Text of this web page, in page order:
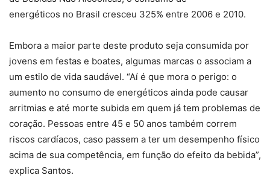
energéticos no Brasil cresceu 325% entre 2006 e 2010.
Embora a maior parte deste produto seja consumida por
jovens em festas e boates, algumas marcas o associam a
um estilo de vida saudável. “Aí é que mora o perigo: o
aumento no consumo de energéticos ainda pode causar
arritmias e até morte subida em quem já tem problemas de
coração. Pessoas entre 45 e 50 anos também correm
riscos cardíacos, caso passem a ter um desempenho físico
acima de sua competência, em função do efeito da bebida”,
explica Santos.